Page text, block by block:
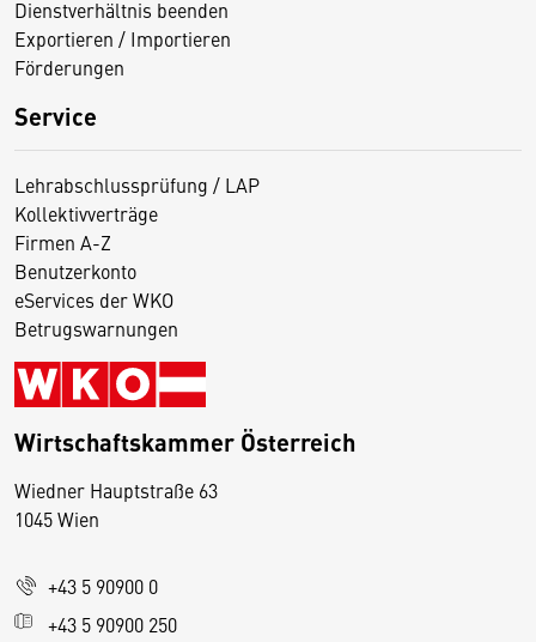
Dienstverhältnis beenden
Exportieren / Importieren
Förderungen
Service
Lehrabschlussprüfung / LAP
Kollektivverträge
Firmen A-Z
Benutzerkonto
eServices der WKO
Betrugswarnungen
Wirtschaftskammer Österreich
Wiedner Hauptstraße 63
1045 Wien
+43 5 90900 0
+43 5 90900 250
D
s
e